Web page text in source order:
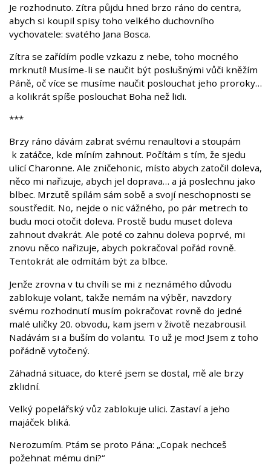
Je rozhodnuto. Zítra půjdu hned brzo ráno do centra,
abych si koupil spisy toho velkého duchovního
vychovatele: svatého Jana Bosca.
Zítra se zařídím podle vzkazu z nebe, toho mocného
mrknutí! Musíme-li se naučit být poslušnými vůči kněžím
Páně, oč více se musíme naučit poslouchat jeho proroky…
a kolikrát spíše poslouchat Boha než lidi.
***
Brzy ráno dávám zabrat svému renaultovi a stoupám
k zatáčce, kde míním zahnout. Počítám s tím, že sjedu
ulicí Charonne. Ale zničehonic, místo abych zatočil doleva,
něco mi nařizuje, abych jel doprava… a já poslechnu jako
blbec. Mrzutě spílám sám sobě a svojí neschopnosti se
soustředit. No, nejde o nic vážného, po pár metrech to
budu moci otočit doleva. Prostě budu muset doleva
zahnout dvakrát. Ale poté co zahnu doleva poprvé, mi
znovu něco nařizuje, abych pokračoval pořád rovně.
Tentokrát ale odmítám být za blbce.
Jenže zrovna v tu chvíli se mi z neznámého důvodu
zablokuje volant, takže nemám na výběr, navzdory
svému rozhodnutí musím pokračovat rovně do jedné
malé uličky 20. obvodu, kam jsem v životě nezabrousil.
Nadávám si a buším do volantu. To už je moc! Jsem z toho
pořádně vytočený.
Záhadná situace, do které jsem se dostal, mě ale brzy
zklidní.
Velký popelářský vůz zablokuje ulici. Zastaví a jeho
majáček bliká.
Nerozumím. Ptám se proto Pána: „Copak nechceš
požehnat mému dni?“